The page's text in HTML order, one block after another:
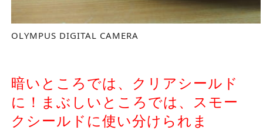
OLYMPUS DIGITAL CAMERA
暗いところでは、クリアシールド
に！まぶしいところでは、スモー
クシールドに使い分けられま